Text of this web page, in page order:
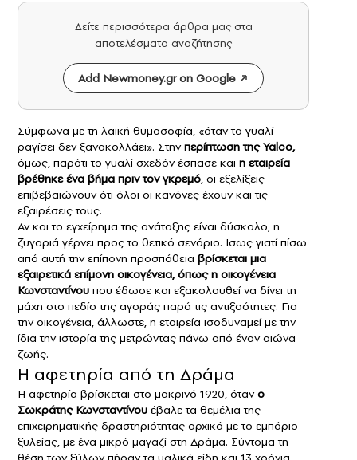
Δείτε περισσότερα άρθρα μας στα
αποτελέσματα αναζήτησης
Add Newmoney.gr on Google
Σύμφωνα με τη λαϊκή θυμοσοφία, «όταν το γυαλί
ραγίσει δεν ξανακολλάει». Στηνπερίπτωση τηςYalco,
όμως, παρότι το γυαλί σχεδόν έσπασε και η εταιρεία
βρέθηκε ένα βήμα πριν τον γκρεμό, οι εξελίξεις
επιβεβαιώνουν ότι όλοι οι κανόνες έχουν και τις
εξαιρέσεις τους.
Αν και το εγχείρημα της ανάταξης είναι δύσκολο, η
ζυγαριά γέρνει προς το θετικό σενάριο. Ισως γιατί πίσω
από αυτή την επίπονη προσπάθεια βρίσκεται μια
εξαιρετικά επίμονη οικογένεια, όπως η οικογένεια
Κωνσταντίνου που έδωσε και εξακολουθεί να δίνει τη
μάχη στο πεδίο της αγοράς παρά τις αντιξοότητες. Για
την οικογένεια, άλλωστε, η εταιρεία ισοδυναμεί με την
ίδια την ιστορία της μετρώντας πάνω από έναν αιώνα
ζωής.
Η αφετηρία από τη Δράμα
Η αφετηρία βρίσκεται στο μακρινό 1920, ότανο
Σωκράτης Κωνσταντίνου έβαλε τα θεμέλια της
επιχειρηματικής δραστηριότητας αρχικά με το εμπόριο
ξυλείας, με ένα μικρό μαγαζί στη Δράμα. Σύντομα τη